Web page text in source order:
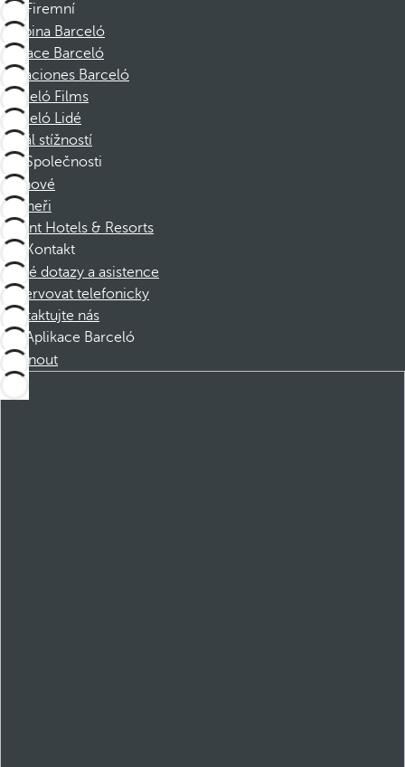
Firemní
Skupina Barceló
Nadace Barceló
Vacaciones Barceló
Barceló Films
Barceló Lidé
Kanál stížností
Společnosti
Členové
Partneři
Dorint Hotels & Resorts
Kontakt
Časté dotazy a asistence
Rezervovat telefonicky
Kontaktujte nás
Aplikace Barceló
Stáhnout